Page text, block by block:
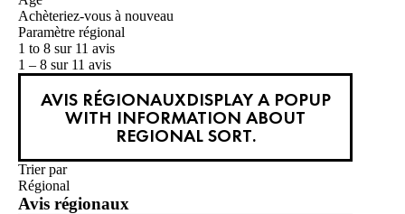
Achèteriez-vous à nouveau
Paramètre régional
1 to 8 sur 11 avis
1 – 8 sur 11 avis
AVIS RÉGIONAUXDISPLAY A POPUP
WITH INFORMATION ABOUT
REGIONAL SORT.
Trier par
Régional
Avis régionaux